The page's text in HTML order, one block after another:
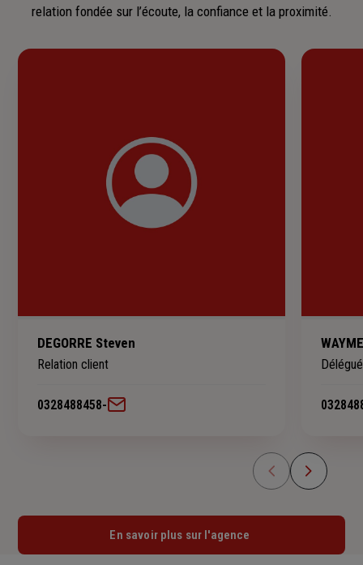
relation fondée sur l’écoute, la confiance et la proximité.
DEGORRE Steven
Relation client
0328488458-
En savoir plus sur l'agence